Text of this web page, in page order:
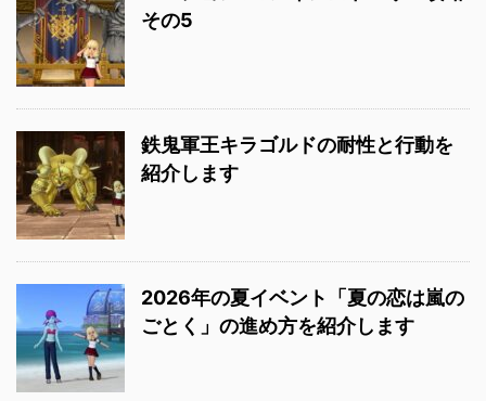
その5
鉄鬼軍王キラゴルドの耐性と行動を
紹介します
2026年の夏イベント「夏の恋は嵐の
ごとく」の進め方を紹介します